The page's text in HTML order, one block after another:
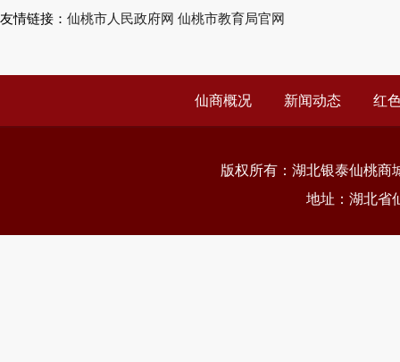
友情链接： 仙桃市人民政府网 仙桃市教育局官网
仙商概况 新闻动态 红
版权所有： 湖北银泰仙桃商
地址：湖北省